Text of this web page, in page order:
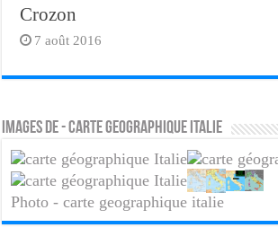
Crozon
7 août 2016
Images de - carte geographique italie
Photo - carte geographique italie